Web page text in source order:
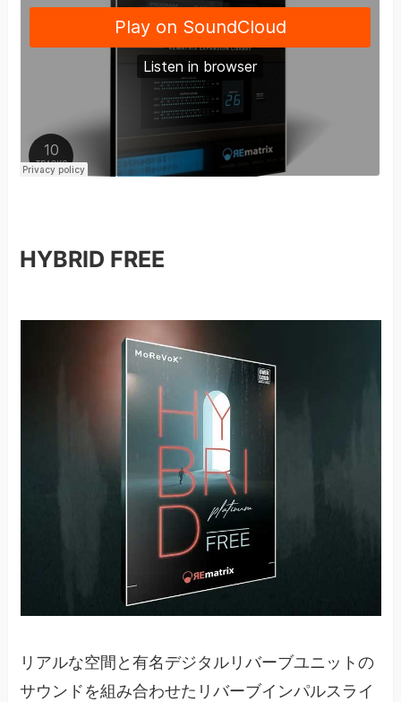
HYBRID FREE
リアルな空間と有名デジタルリバーブユニットの
サウンドを組み合わせたリバーブインパルスライ